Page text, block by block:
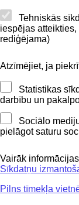
Tehniskās
iespējas
rediģējama)
Atzīmējiet, ja
Statistikas
darbību un
Sociālo
pielāgot saturu
Vairāk
Sīkdatņu
Pilns tīmekļa